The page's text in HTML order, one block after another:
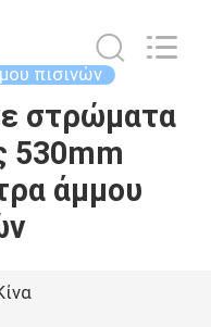
πισινών
στρώματα
530mm
άμμου